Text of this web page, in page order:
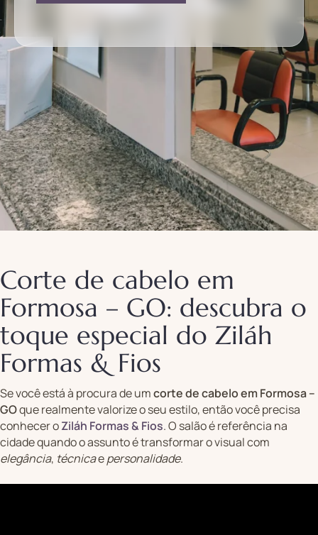
Corte de cabelo em
Formosa – GO: descubra o
toque especial do Ziláh
Formas & Fios
Se você está à procura de umcorte de cabelo em Formosa –
GOque realmente valorize o seu estilo, então você precisa
conhecer oZiláh Formas & Fios. O salão é referência na
cidade quando o assunto é transformar o visual com
elegância, técnicaepersonalidade.